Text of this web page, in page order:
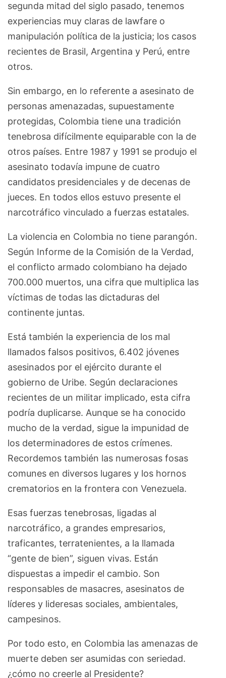
segunda mitad del siglo pasado, tenemos
experiencias muy claras de lawfare o
manipulación política de la justicia; los casos
recientes de Brasil, Argentina y Perú, entre
otros.
Sin embargo, en lo referente a asesinato de
personas amenazadas, supuestamente
protegidas, Colombia tiene una tradición
tenebrosa difícilmente equiparable con la de
otros países. Entre 1987 y 1991 se produjo el
asesinato todavía impune de cuatro
candidatos presidenciales y de decenas de
jueces. En todos ellos estuvo presente el
narcotráfico vinculado a fuerzas estatales.
La violencia en Colombia no tiene parangón.
Según Informe de la Comisión de la Verdad,
el conflicto armado colombiano ha dejado
700.000 muertos, una cifra que multiplica las
víctimas de todas las dictaduras del
continente juntas.
Está también la experiencia de los mal
llamados falsos positivos, 6.402 jóvenes
asesinados por el ejército durante el
gobierno de Uribe. Según declaraciones
recientes de un militar implicado, esta cifra
podría duplicarse. Aunque se ha conocido
mucho de la verdad, sigue la impunidad de
los determinadores de estos crímenes.
Recordemos también las numerosas fosas
comunes en diversos lugares y los hornos
crematorios en la frontera con Venezuela.
Esas fuerzas tenebrosas, ligadas al
narcotráfico, a grandes empresarios,
traficantes, terratenientes, a la llamada
“gente de bien”, siguen vivas. Están
dispuestas a impedir el cambio. Son
responsables de masacres, asesinatos de
líderes y lideresas sociales, ambientales,
campesinos.
Por todo esto, en Colombia las amenazas de
muerte deben ser asumidas con seriedad.
¿cómo no creerle al Presidente?